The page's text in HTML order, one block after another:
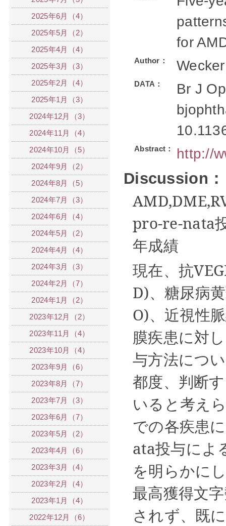
for
Author：
DATA：
Br J
Abstract： http://
Discussion：
pro-re-nata
年成績
現在、抗
D)、糖尿病
O)、近視性
膜疾患に対
与方法につ
都度、判断
いると考え
での各疾患
ata投与によ
を明らかに
最高獲得文
されず、既に
2025年6月（4）
2025年5月（2）
2025年4月（4）
2025年3月（3）
2025年2月（4）
2025年1月（3）
2024年12月（3）
2024年11月（4）
2024年10月（5）
2024年9月（2）
2024年8月（5）
2024年7月（3）
2024年6月（4）
2024年5月（2）
2024年4月（4）
2024年3月（3）
2024年2月（7）
2024年1月（2）
2023年12月（2）
2023年11月（4）
2023年10月（4）
2023年9月（6）
2023年8月（7）
2023年7月（3）
2023年6月（7）
2023年5月（2）
2023年4月（6）
2023年3月（4）
2023年2月（4）
2023年1月（4）
2022年12月（6）